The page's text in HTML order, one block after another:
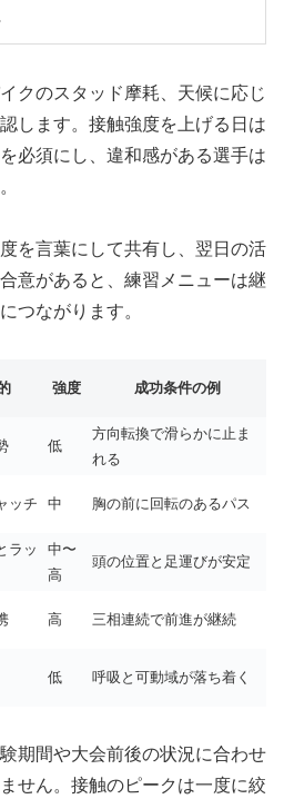
クのスタッド摩耗、天候に応じ
します。接触強度を上げる日は
必須にし、違和感がある選手は
を言葉にして共有し、翌日の活
意があると、練習メニューは継
つながります。
強度 成功条件の例
低
方向転換で滑らかに止ま
れる
ッチ 中 胸の前に回転のあるパス
ラッ
中〜
高
頭の位置と足運びが安定
高 三相連続で前進が継続
低 呼吸と可動域が落ち着く
期間や大会前後の状況に合わせ
せん。接触のピークは一度に絞